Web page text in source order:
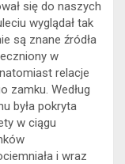
się do naszych
wyglądał tak
są znane źródła
w
relacje
zamku. Według
była pokryta
w ciągu
i wraz